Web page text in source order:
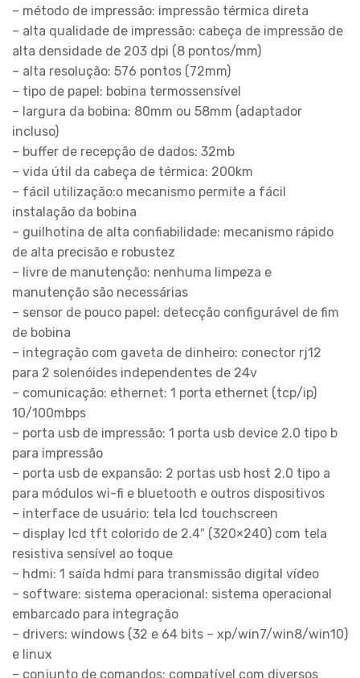
– método de impressão: impressão térmica direta
– alta qualidade de impressão: cabeça de impressão de
alta densidade de 203 dpi (8 pontos/mm)
– alta resolução: 576 pontos (72mm)
– tipo de papel: bobina termossensível
– largura da bobina: 80mm ou 58mm (adaptador
incluso)
– buffer de recepção de dados: 32mb
– vida útil da cabeça de térmica: 200km
– fácil utilização:o mecanismo permite a fácil
instalação da bobina
– guilhotina de alta confiabilidade: mecanismo rápido
de alta precisão e robustez
– livre de manutenção: nenhuma limpeza e
manutenção são necessárias
– sensor de pouco papel: detecção configurável de fim
de bobina
– integração com gaveta de dinheiro: conector rj12
para 2 solenóides independentes de 24v
– comunicação: ethernet: 1 porta ethernet (tcp/ip)
10/100mbps
– porta usb de impressão: 1 porta usb device 2.0 tipo b
para impressão
– porta usb de expansão: 2 portas usb host 2.0 tipo a
para módulos wi-fi e bluetooth e outros dispositivos
– interface de usuário: tela lcd touchscreen
– display lcd tft colorido de 2.4″ (320×240) com tela
resistiva sensível ao toque
– hdmi: 1 saída hdmi para transmissão digital vídeo
– software: sistema operacional: sistema operacional
embarcado para integração
– drivers: windows (32 e 64 bits – xp/win7/win8/win10)
e linux
– conjunto de comandos: compatível com diversos